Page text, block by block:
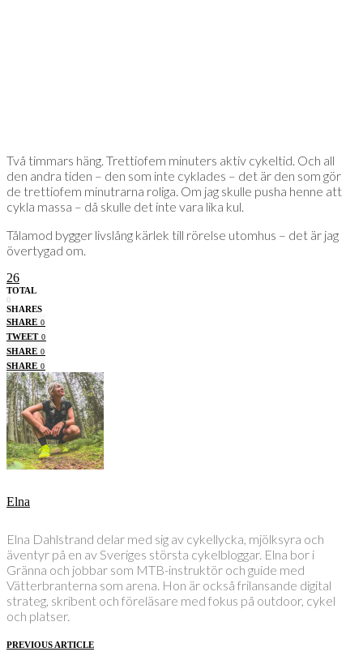
Två timmars häng. Trettiofem minuters aktiv cykeltid. Och all
den andra tiden – den som inte cyklades – det är den som gör
de trettiofem minutrarna roliga. Om jag skulle pusha henne att
cykla massa – då skulle det inte vara lika kul.
Tålamod bygger livslång kärlek till rörelse utomhus – det är jag
övertygad om.
26
TOTAL
0
SHARES
SHARE 0
TWEET 0
SHARE 0
SHARE 0
Elna
Elna Dahlstrand delar med sig av cykellycka, mjölksyra och
äventyr på en av Sveriges största cykelbloggar. Elna bor i
Gränna och jobbar som MTB-instruktör och guide med
Vätterbranterna som arena. Hon är också frilansande digital
strateg, skribent och föreläsare med fokus på outdoor, cykel
och platser.
PREVIOUS ARTICLE